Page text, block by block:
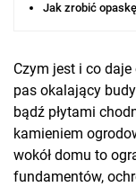
Jak zrobić
Czym jest i co
pas okalający
bądź płytami
kamieniem
wokół domu to
fundamentów,